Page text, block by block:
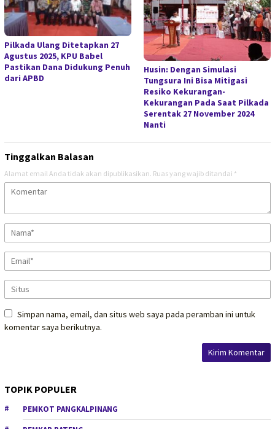
Pilkada Ulang Ditetapkan 27
Agustus 2025, KPU Babel
Pastikan Dana Didukung Penuh
dari APBD
Husin: Dengan Simulasi
Tungsura Ini Bisa Mitigasi
Resiko Kekurangan-
Kekurangan Pada Saat Pilkada
Serentak 27 November 2024
Nanti
Tinggalkan Balasan
Alamat email Anda tidak akan dipublikasikan. Ruas yang wajib ditandai *
Simpan nama, email, dan situs web saya pada peramban ini untuk
komentar saya berikutnya.
TOPIK POPULER
PEMKOT PANGKALPINANG